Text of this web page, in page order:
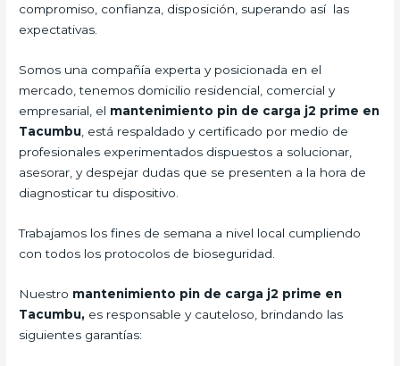
compromiso, confianza, disposición, superando así las
expectativas.
Somos una compañía experta y posicionada en el
mercado, tenemos domicilio residencial, comercial y
empresarial, el mantenimiento pin de carga j2 prime en
Tacumbu , está respaldado y certificado por medio de
profesionales experimentados dispuestos a solucionar,
asesorar, y despejar dudas que se presenten a la hora de
diagnosticar tu dispositivo.
Trabajamos los fines de semana a nivel local cumpliendo
con todos los protocolos de bioseguridad.
Nuestro mantenimiento pin de carga j2 prime en
Tacumbu, es responsable y cauteloso, brindando las
siguientes garantías: